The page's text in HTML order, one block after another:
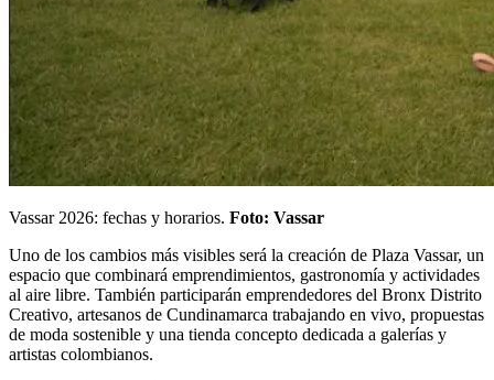
Vassar 2026: fechas y horarios. Foto: Vassar
Uno de los cambios más visibles será la creación de Plaza Vassar, un
espacio que combinará emprendimientos, gastronomía y actividades
al aire libre. También participarán emprendedores del Bronx Distrito
Creativo, artesanos de Cundinamarca trabajando en vivo, propuestas
de moda sostenible y una tienda concepto dedicada a galerías y
artistas colombianos.